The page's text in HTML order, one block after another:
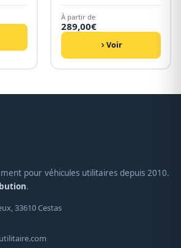
À partir de
289,00€
Voir
pour véhicules utilitaires depuis 2010.
.
33610 Cestas